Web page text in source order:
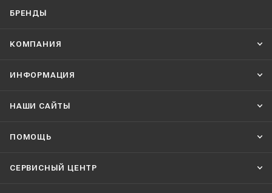
БРЕНДЫ
КОМПАНИЯ
ИНФОРМАЦИЯ
НАШИ CАЙТЫ
ПОМОЩЬ
СЕРВИСНЫЙ ЦЕНТР